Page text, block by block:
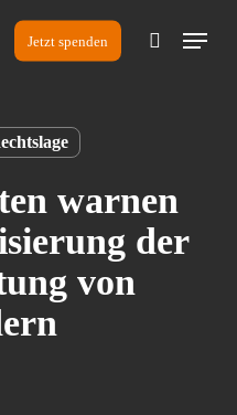
Jetzt spenden search
Menu
warnen
der
von